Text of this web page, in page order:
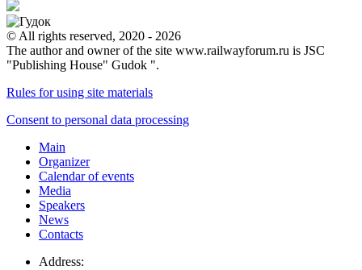
© All rights reserved, 2020 - 2026
The author and owner of the site www.railwayforum.ru is JSC
"Publishing House" Gudok ".
Rules for using site materials
Consent to personal data processing
Main
Organizer
Calendar of events
Media
Speakers
News
Contacts
Address: